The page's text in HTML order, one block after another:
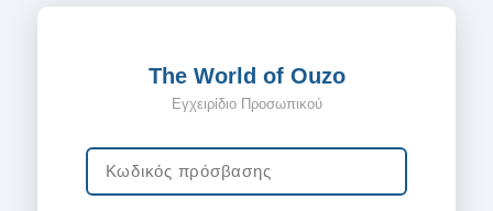
The World of Ouzo
Εγχειρίδιο Προσωπικού